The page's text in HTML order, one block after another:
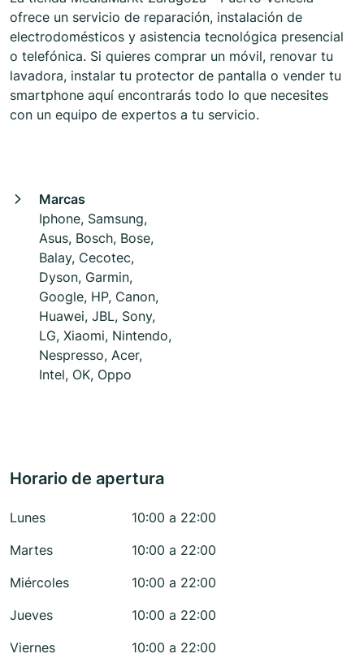
ofrece un servicio de reparación, instalación de
electrodomésticos y asistencia tecnológica presencial
o telefónica. Si quieres comprar un móvil, renovar tu
lavadora, instalar tu protector de pantalla o vender tu
smartphone aquí encontrarás todo lo que necesites
con un equipo de expertos a tu servicio.
Marcas
Iphone, Samsung,
Asus, Bosch, Bose,
Balay, Cecotec,
Dyson, Garmin,
Google, HP, Canon,
Huawei, JBL, Sony,
LG, Xiaomi, Nintendo,
Nespresso, Acer,
Intel, OK, Oppo
Horario de apertura
Lunes
10:00 a 22:00
Martes
10:00 a 22:00
Miércoles
10:00 a 22:00
Jueves
10:00 a 22:00
Viernes
10:00 a 22:00